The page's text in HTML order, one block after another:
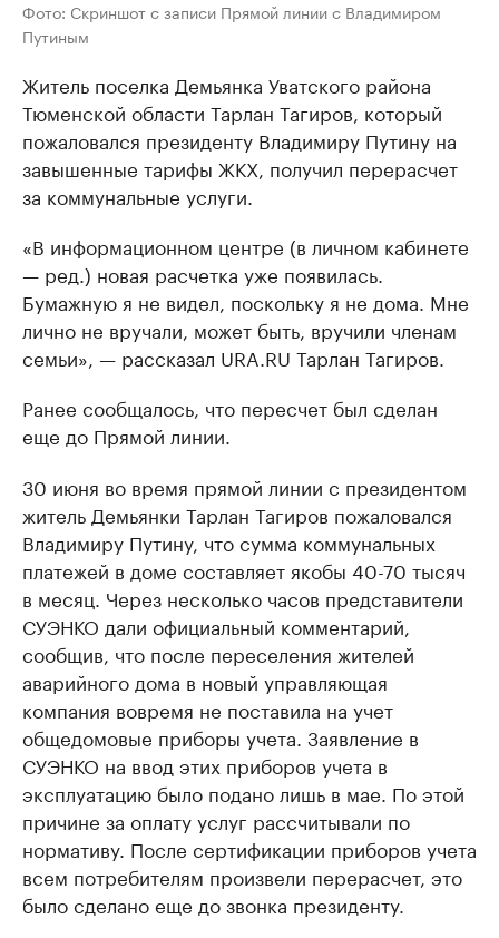
Фото: Скриншот с записи Прямой линии с Владимиром
Путиным
Житель поселка Демьянка Уватского района
Тюменской области Тарлан Тагиров, который
пожаловался президенту Владимиру Путину на
завышенные тарифы ЖКХ, получил перерасчет
за коммунальные услуги.
«В информационном центре (в личном кабинете
— ред.) новая расчетка уже появилась.
Бумажную я не видел, поскольку я не дома. Мне
лично не вручали, может быть, вручили членам
семьи», — рассказал URA.RU Тарлан Тагиров.
Ранее сообщалось, что пересчет был сделан
еще до Прямой линии.
30 июня во время прямой линии с президентом
житель Демьянки Тарлан Тагиров пожаловался
Владимиру Путину, что сумма коммунальных
платежей в доме составляет якобы 40-70 тысяч
в месяц. Через несколько часов представители
СУЭНКО дали официальный комментарий,
сообщив, что после переселения жителей
аварийного дома в новый управляющая
компания вовремя не поставила на учет
общедомовые приборы учета. Заявление в
СУЭНКО на ввод этих приборов учета в
эксплуатацию было подано лишь в мае. По этой
причине за оплату услуг рассчитывали по
нормативу. После сертификации приборов учета
всем потребителям произвели перерасчет, это
было сделано еще до звонка президенту.